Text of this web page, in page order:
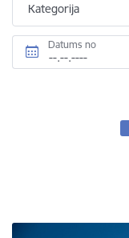
Kategorija
Datums no